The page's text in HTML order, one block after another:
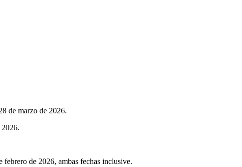
de marzo de 2026.
de 2026, ambas fechas inclusive.